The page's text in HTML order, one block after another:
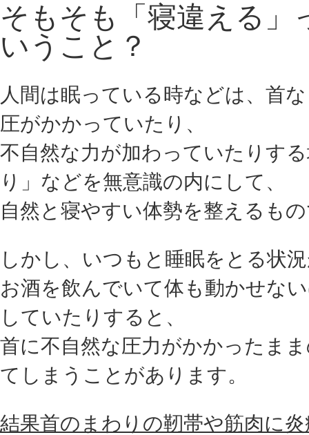
そもそも「寝違える」
いうこと？
人間は眠っている時などは、首
圧がかかっていたり、
不自然な力が加わっていたりす
り」などを無意識の内にして、
自然と寝やすい体勢を整えるも
しかし、いつもと睡眠をとる状
お酒を飲んでいて体も動かせな
していたりすると、
首に不自然な圧力がかかったま
てしまうことがあります。
結果首のまわりの靭帯や筋肉に